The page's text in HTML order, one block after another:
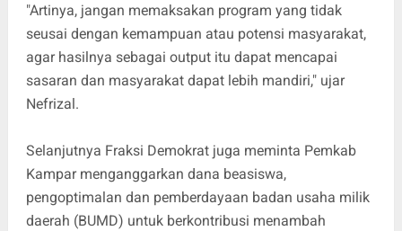
"Artinya, jangan memaksakan program yang tidak
seusai dengan kemampuan atau potensi masyarakat,
agar hasilnya sebagai output itu dapat mencapai
sasaran dan masyarakat dapat lebih mandiri," ujar
Nefrizal.
Selanjutnya Fraksi Demokrat juga meminta Pemkab
Kampar menganggarkan dana beasiswa,
pengoptimalan dan pemberdayaan badan usaha milik
daerah (BUMD) untuk berkontribusi menambah